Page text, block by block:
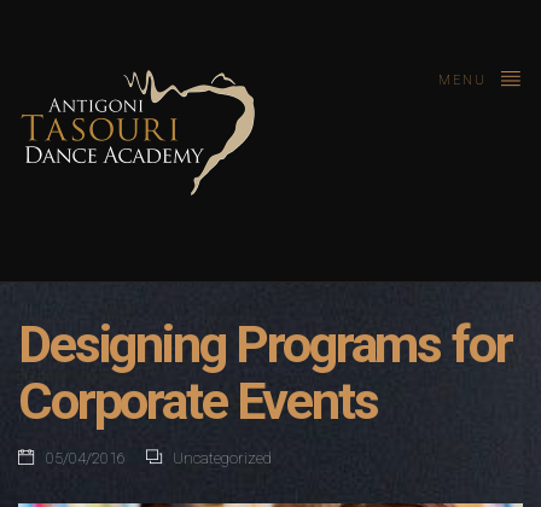
MENU
Designing Programs for
Corporate Events
05/04/2016 Uncategorized